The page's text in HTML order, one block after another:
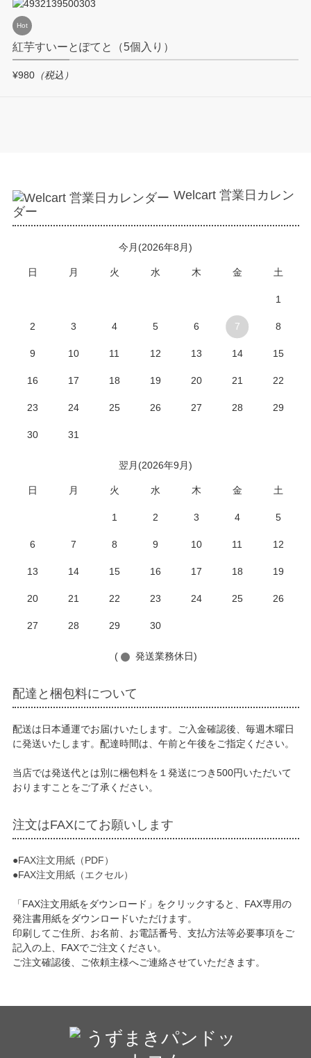
Hot
紅芋すいーとぽてと（5個入り）
¥980（税込）
Welcart 営業日カレン
ダー
今月(2026年8月)
日 月 火 水 木 金 土
1
2 3 4 5 6 7 8
9 10 11 12 13 14 15
16 17 18 19 20 21 22
23 24 25 26 27 28 29
30 31
翌月(2026年9月)
日 月 火 水 木 金 土
1 2 3 4 5
6 7 8 9 10 11 12
13 14 15 16 17 18 19
20 21 22 23 24 25 26
27 28 29 30
( 発送業務休日)
配達と梱包料について
配送は日本通運でお届けいたします。ご入金確認後、毎週木曜日
に発送いたします。配達時間は、午前と午後をご指定ください。
当店では発送代とは別に梱包料を１発送につき500円いただいて
おりますことをご了承ください。
注文はFAXにてお願いします
●FAX注文用紙（PDF）
●FAX注文用紙（エクセル）
「FAX注文用紙をダウンロード」をクリックすると、FAX専用の
発注書用紙をダウンロードいただけます。
印刷してご住所、お名前、お電話番号、支払方法等必要事項をご
記入の上、FAXでご注文ください。
ご注文確認後、ご依頼主様へご連絡させていただきます。